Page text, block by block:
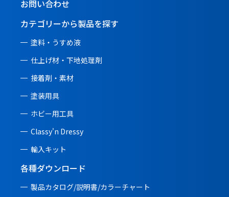
お問い合わせ
カテゴリーから製品を探す
塗料・うすめ液
仕上げ材・下地処理剤
接着剤・素材
塗装用具
ホビー用工具
Classy'n Dressy
輸入キット
各種ダウンロード
製品カタログ/説明書/カラーチャート